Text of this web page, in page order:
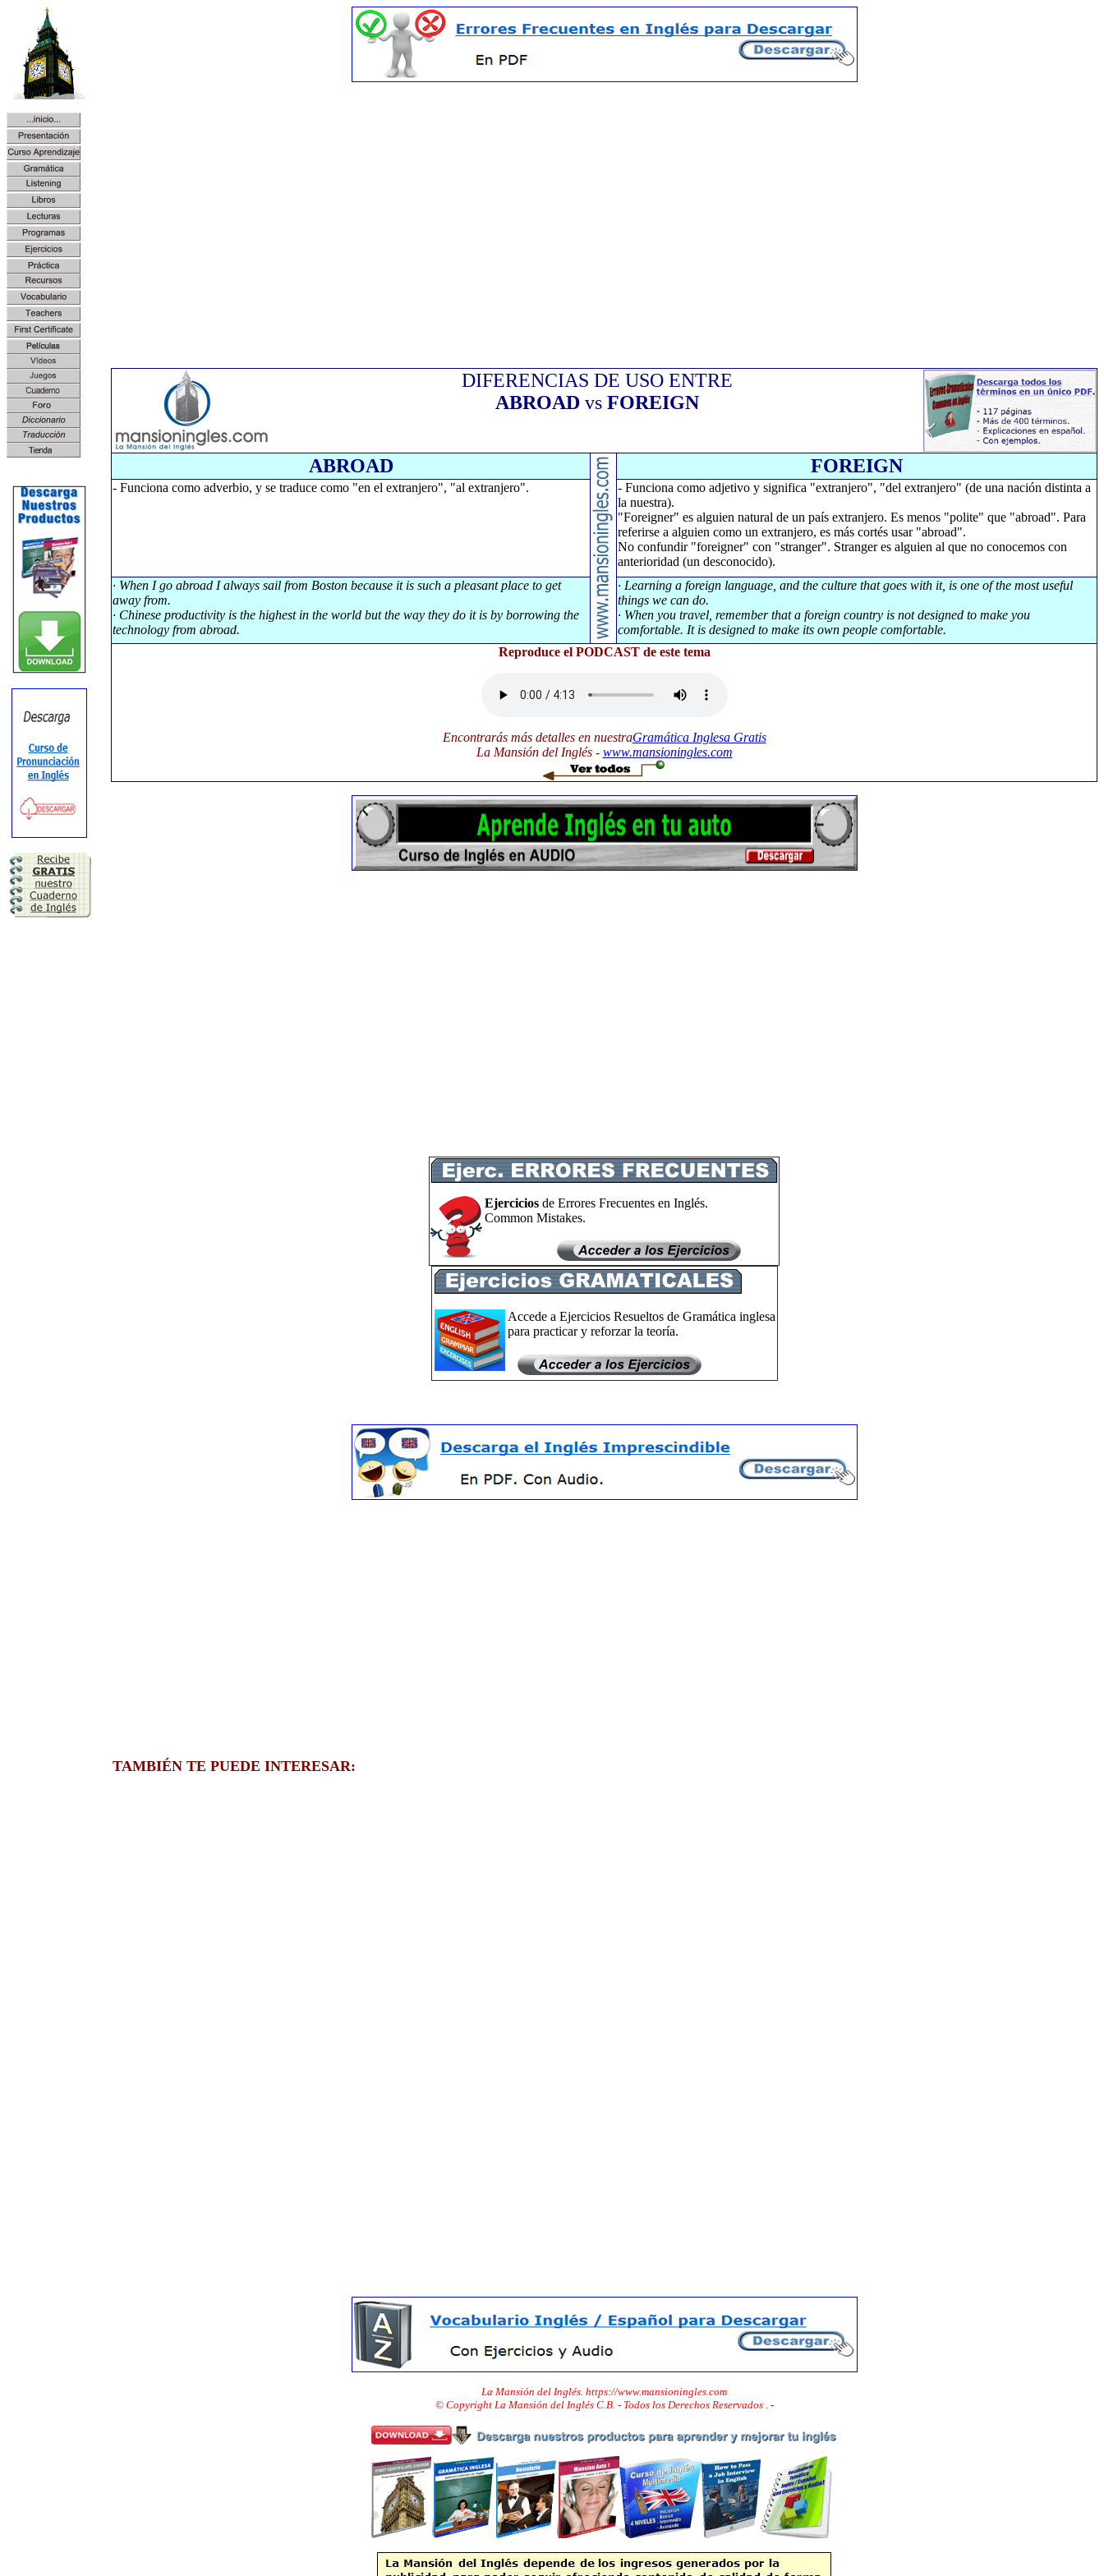
DIFERENCIAS DE USO ENTRE
ABROADvs FOREIGN
ABROAD FOREIGN
- Funciona como adverbio, y se traduce como "en el extranjero", "al extranjero".
- Funciona como adjetivo y significa "extranjero", "del extranjero" (de una nación distinta a
la nuestra).
"Foreigner" es alguien natural de un país extranjero. Es menos "polite" que "abroad". Para
referirse a alguien como un extranjero, es más cortés usar "abroad".
No confundir "foreigner" con "stranger". Stranger es alguien al que no conocemos con
anterioridad (un desconocido).
· When I go abroad I always sail from Boston because it is such a pleasant place to get
away from.
· Chinese productivity is the highest in the world but the way they do it is by borrowing the
technology from abroad.
· Learning a foreign language, and the culture that goes with it, is one of the most useful
things we can do.
· When you travel, remember that a foreign country is not designed to make you
comfortable. It is designed to make its own people comfortable.
Reproduce el PODCAST de este tema
Encontrarás más detalles en nuestraGramática Inglesa Gratis
La Mansión del Inglés - www.mansioningles.com
Ejercicios de Errores Frecuentes en Inglés.
Common Mistakes.
Accede a Ejercicios Resueltos de Gramática inglesa
para practicar y reforzar la teoría.
TAMBIÉN TE PUEDE INTERESAR:
La Mansión del Inglés. https://www.mansioningles.com
© Copyright La Mansión del Inglés C.B. - Todos los Derechos Reservados . -